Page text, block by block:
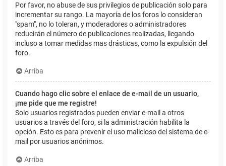
Por favor, no abuse de sus privilegios de publicación solo para
incrementar su rango. La mayoría de los foros lo consideran
"spam", no lo toleran, y moderadores o administradores
reducirán el número de publicaciones realizadas, llegando
incluso a tomar medidas mas drásticas, como la expulsión del
foro.
Arriba
Cuando hago clic sobre el enlace de e-mail de un usuario,
¡me pide que me registre!
Solo usuarios registrados pueden enviar e-mail a otros
usuarios a través del foro, si la administración habilita la
opción. Esto es para prevenir el uso malicioso del sistema de e-
mail por usuarios anónimos.
Arriba